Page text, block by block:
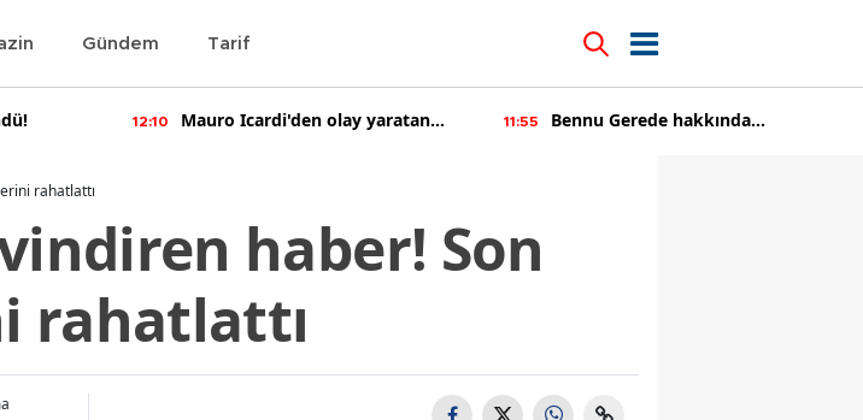
Gündem Tarif
12:10
Mauro Icardi'den olay yaratan
11:55
Bennu Gerede hakkında
rahatlattı
haber! Son
rahatlattı